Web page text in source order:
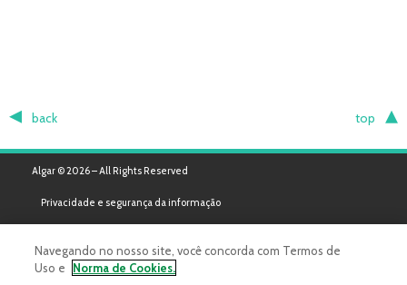
back top
Algar © 2026 – All Rights Reserved
Privacidade e segurança da informação
Navegando no nosso site, você concorda com Termos de
Uso e
Norma de Cookies.